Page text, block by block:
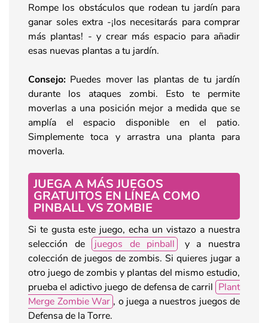
Rompe los obstáculos que rodean tu jardín para
ganar soles extra -¡los necesitarás para comprar
más plantas! - y crear más espacio para añadir
esas nuevas plantas a tu jardín.
Consejo: Puedes mover las plantas de tu jardín
durante los ataques zombi. Esto te permite
moverlas a una posición mejor a medida que se
amplía el espacio disponible en el patio.
Simplemente toca y arrastra una planta para
moverla.
JUEGA A MÁS JUEGOS
GRATUITOS EN LÍNEA COMO
PINBALL VS ZOMBIE
Si te gusta este juego, echa un vistazo a nuestra
selección de
juegos de pinball
y a nuestra
colección de juegos de zombis. Si quieres jugar a
otro juego de zombis y plantas del mismo estudio,
prueba el adictivo juego de defensa de carril Plant
Merge Zombie War , o juega a nuestros juegos de
Defensa de la Torre.